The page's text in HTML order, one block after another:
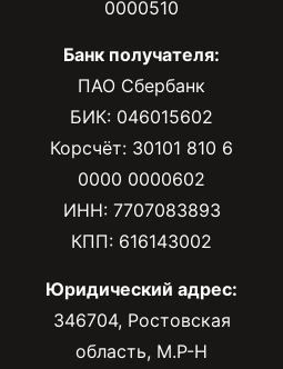
0000510
Банк получателя:
ПАО Сбербанк
БИК: 046015602
Корсчёт: 30101 810 6
0000 0000602
ИНН: 7707083893
КПП: 616143002
Юридический адрес:
346704, Ростовская
область, М.Р-Н